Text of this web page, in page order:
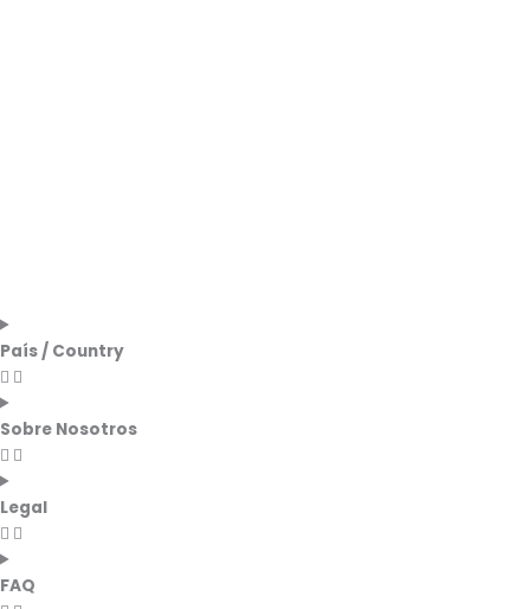
País / Country
Sobre Nosotros
Legal
FAQ